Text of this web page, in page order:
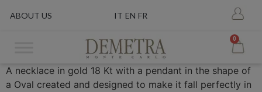
ABOUT US IT EN FR
0
A necklace in gold 18 Kt with a pendant in the shape of
a Oval created and designed to make it fall perfectly in